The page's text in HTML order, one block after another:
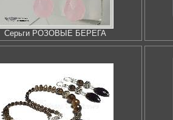
Серьги РОЗОВЫЕ БЕРЕГА